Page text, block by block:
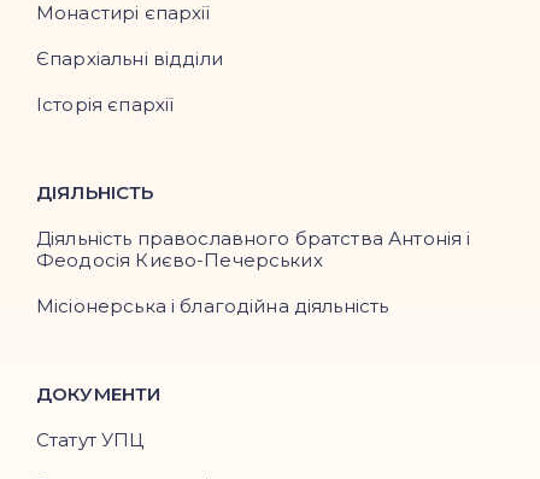
Монастирі єпархії
Єпархіальні відділи
Історія єпархії
ДІЯЛЬНІСТЬ
Діяльність православного братства Антонія і
Феодосія Києво-Печерських
Місіонерська і благодійна діяльність
ДОКУМЕНТИ
Статут УПЦ